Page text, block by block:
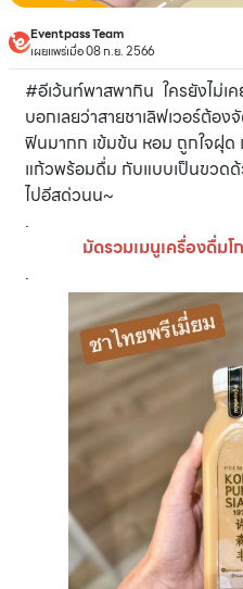
Eventpass Team
เผยแพร่เมื่อ 08 ก.ย. 2566
#อีเว้นท์พาสพากิน ใครยังไม่เ
บอกเลยว่าสายชาเลิฟเวอร์ต้อ
ฟินมากก เข้มข้น หอม ถูกใจฝุด
แก้วพร้อมดื่ม กับแบบเป็นขวด
ไปอีสด่วนน~
.
มัดรวมเมนูเครื่องดื่ม
.